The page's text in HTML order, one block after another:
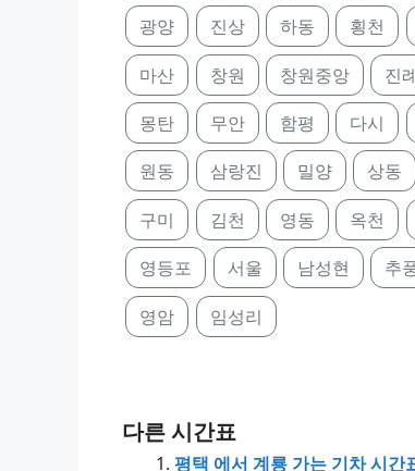
광양 진상 하동 횡천
마산 창원 창원중앙 진
몽탄 무안 함평 다시
원동 삼랑진 밀양 상동
구미 김천 영동 옥천
영등포 서울 남성현 추
영암 임성리
다른 시간표
평택 에서 계룡 가는 기차 시간